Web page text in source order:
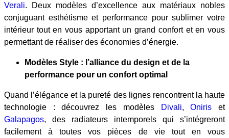
Verali. Deux modèles d’excellence aux matériaux nobles
conjuguant esthétisme et performance pour sublimer votre
intérieur tout en vous apportant un grand confort et en vous
permettant de réaliser des économies d’énergie.
Modèles Style : l’alliance du design et de la
performance pour un confort optimal
Quand l’élégance et la pureté des lignes rencontrent la haute
technologie : découvrez les modèles
Divali,Oniris et
Galapagos, des radiateurs intemporels qui s’intégreront
facilement à toutes vos pièces de vie tout en vous